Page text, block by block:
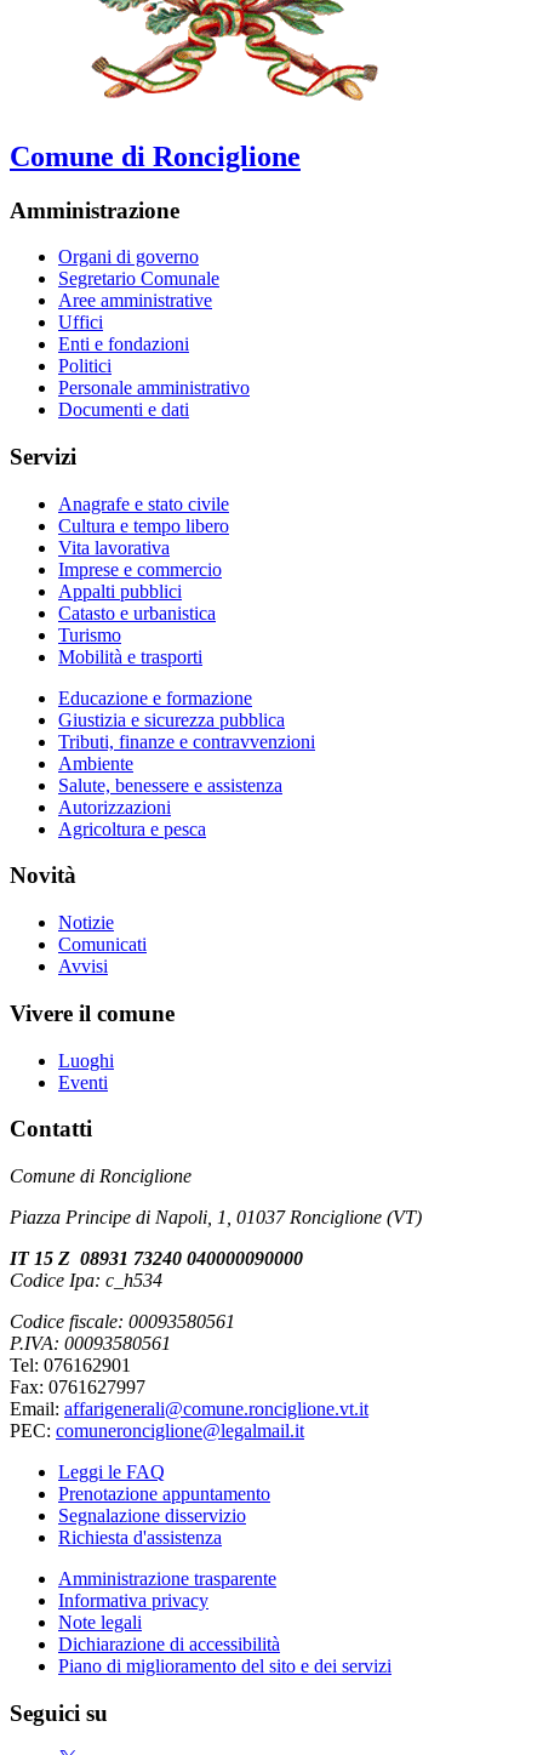
Comune di Ronciglione
Amministrazione
Organi di governo
Segretario Comunale
Aree amministrative
Uffici
Enti e fondazioni
Politici
Personale amministrativo
Documenti e dati
Servizi
Anagrafe e stato civile
Cultura e tempo libero
Vita lavorativa
Imprese e commercio
Appalti pubblici
Catasto e urbanistica
Turismo
Mobilità e trasporti
Educazione e formazione
Giustizia e sicurezza pubblica
Tributi, finanze e contravvenzioni
Ambiente
Salute, benessere e assistenza
Autorizzazioni
Agricoltura e pesca
Novità
Notizie
Comunicati
Avvisi
Vivere il comune
Luoghi
Eventi
Contatti
Comune di Ronciglione
Piazza Principe di Napoli, 1, 01037 Ronciglione (VT)
IT 15 Z 08931 73240 040000090000
Codice Ipa: c_h534
Codice fiscale: 00093580561
P.IVA: 00093580561
Tel: 076162901
Fax: 0761627997
Email: affarigenerali@comune.ronciglione.vt.it
PEC: comuneronciglione@legalmail.it
Leggi le FAQ
Prenotazione appuntamento
Segnalazione disservizio
Richiesta d'assistenza
Amministrazione trasparente
Informativa privacy
Note legali
Dichiarazione di accessibilità
Piano di miglioramento del sito e dei servizi
Seguici su